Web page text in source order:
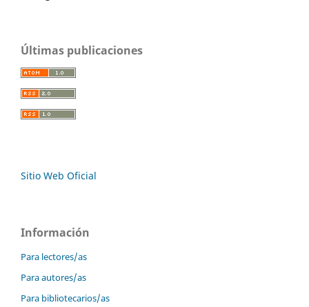
Últimas publicaciones
Sitio Web Oficial
Información
Para lectores/as
Para autores/as
Para bibliotecarios/as